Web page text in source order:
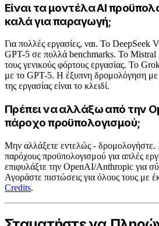
Είναι τα μοντέλα AI
καλά για παραγωγή;
Για πολλές εργασίες, ναι. Το DeepSeek
GPT-5 σε πολλά benchmarks. Το Mistral
τους γενικούς φόρτους εργασίας. Το
με το GPT-5. Η έξυπνη δρομολόγηση
της εργασίας είναι το κλειδί.
Πρέπει να αλλάξω από την
πάροχο προϋπολογισμού;
Μην αλλάξετε εντελώς - δρομολογήστε.
παρόχους προϋπολογισμού για απλές
επιφυλάξτε την OpenAI/Anthropic για
Αγοράστε πιστώσεις για όλους τους με
Credits.